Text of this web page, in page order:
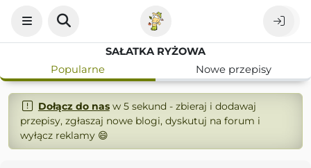
SAŁATKA RYŻOWA
Popularne
Nowe przepisy
Dołącz do nasw 5 sekund - zbieraj i dodawaj
przepisy, zgłaszaj nowe blogi, dyskutuj na forum i
wyłącz reklamy 😄